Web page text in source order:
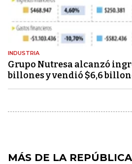
INDUSTRIA
Grupo Nutresa alcanzó
billones y vendió $6,6
MÁS DE LA REPÚBLICA